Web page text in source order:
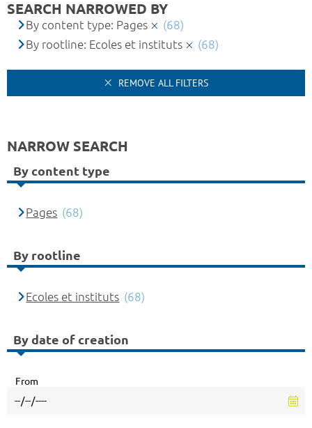
SEARCH NARROWED BY
By content type: Pages
(68)
By rootline: Ecoles et instituts
(68)
REMOVE ALL FILTERS
NARROW SEARCH
By content type
Pages (68)
By rootline
Ecoles et instituts (68)
By date of creation
From